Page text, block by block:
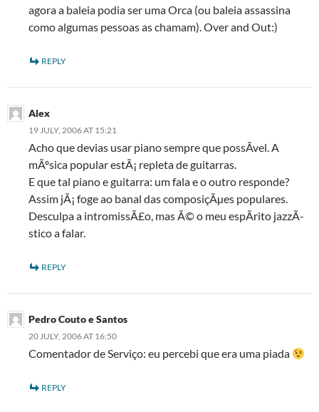
agora a baleia podia ser uma Orca (ou baleia assassina
como algumas pessoas as chamam). Over and Out:)
REPLY
Alex
19 JULY, 2006 AT 15:21
Acho que devias usar piano sempre que possÃ­vel. A
mÃºsica popular estÃ¡ repleta de guitarras.
E que tal piano e guitarra: um fala e o outro responde?
Assim jÃ¡ foge ao banal das composiçÃµes populares.
Desculpa a intromissÃ£o, mas Ã© o meu espÃ­rito jazzÃ­
stico a falar.
REPLY
Pedro Couto e Santos
20 JULY, 2006 AT 16:50
Comentador de Serviço: eu percebi que era uma piada
REPLY